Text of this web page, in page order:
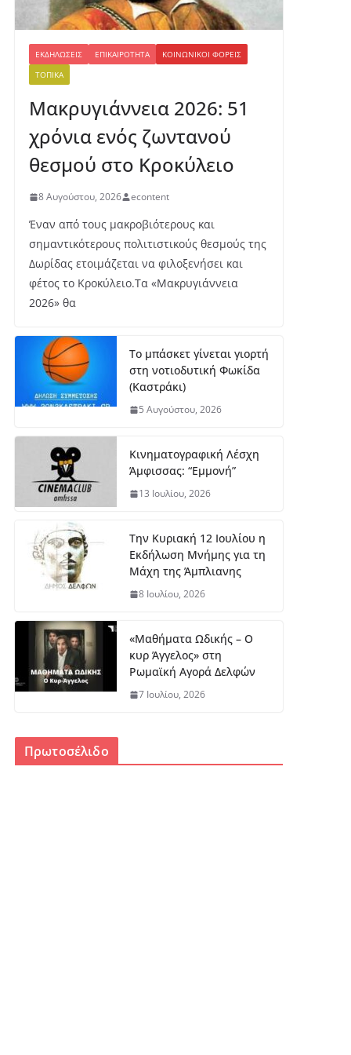
ΕΚΔΗΛΏΣΕΙΣ ΕΠΙΚΑΙΡΌΤΗΤΑ
ΚΟΙΝΩΝΙΚΟΊ ΦΟΡΕΊΣ
ΤΟΠΙΚΆ
Μακρυγιάννεια 2026: 51
χρόνια ενός ζωντανού
θεσμού στο Κροκύλειο
8 Αυγούστου, 2026 econtent
Έναν από τους μακροβιότερους και
σημαντικότερους πολιτιστικούς θεσμούς της
Δωρίδας ετοιμάζεται να φιλοξενήσει και
φέτος το Κροκύλειο.Τα «Μακρυγιάννεια
2026» θα
Το μπάσκετ γίνεται γιορτή
στη νοτιοδυτική Φωκίδα
(Καστράκι)
5 Αυγούστου, 2026
Κινηματογραφική Λέσχη
Άμφισσας: “Εμμονή”
13 Ιουλίου, 2026
Την Κυριακή 12 Ιουλίου η
Εκδήλωση Μνήμης για τη
Μάχη της Άμπλιανης
8 Ιουλίου, 2026
«Μαθήματα Ωδικής – Ο
κυρ Άγγελος» στη
Ρωμαϊκή Αγορά Δελφών
7 Ιουλίου, 2026
Πρωτοσέλιδο